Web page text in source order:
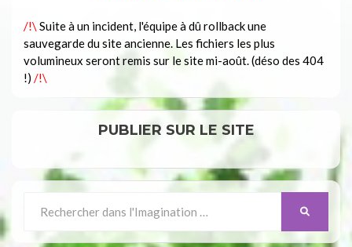
/!\ Suite à un incident, l'équipe à dû rollback une
sauvegarde du site ancienne. Les fichiers les plus
volumineux seront remis sur le site mi-août. (déso des 404
!) /!\
PUBLIER SUR LE SITE
for: